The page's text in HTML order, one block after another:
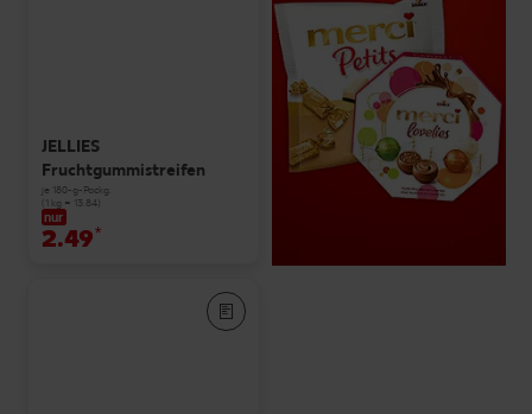
JELLIES
Fruchtgummistreifen
je 180-g-Packg.
(1 kg = 13.84)
nur
2.49*